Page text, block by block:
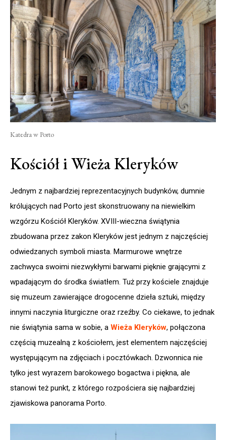
Katedra w Porto
Kościół i Wieża Kleryków
Jednym z najbardziej reprezentacyjnych budynków, dumnie
królujących nad Porto jest skonstruowany na niewielkim
wzgórzu Kościół Kleryków. XVIII-wieczna świątynia
zbudowana przez zakon Kleryków jest jednym z najczęściej
odwiedzanych symboli miasta. Marmurowe wnętrze
zachwyca swoimi niezwykłymi barwami pięknie grającymi z
wpadającym do środka światłem. Tuż przy kościele znajduje
się muzeum zawierające drogocenne dzieła sztuki, między
innymi naczynia liturgiczne oraz rzeźby. Co ciekawe, to jednak
nie świątynia sama w sobie, a Wieża Kleryków, połączona
częścią muzealną z kościołem, jest elementem najczęściej
występującym na zdjęciach i pocztówkach. Dzwonnica nie
tylko jest wyrazem barokowego bogactwa i piękna, ale
stanowi też punkt, z którego rozpościera się najbardziej
zjawiskowa panorama Porto.